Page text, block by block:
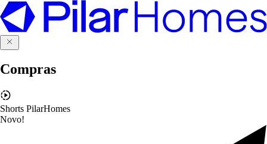
Compras
Shorts PilarHomes
Novo!